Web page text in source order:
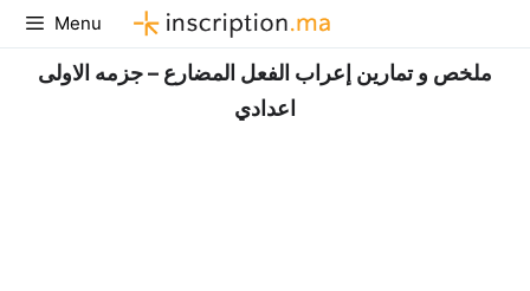
Aller
au
contenu
Menu
ملخص و تمارين إعراب الفعل المضارع – جزمه الاولى
اعدادي